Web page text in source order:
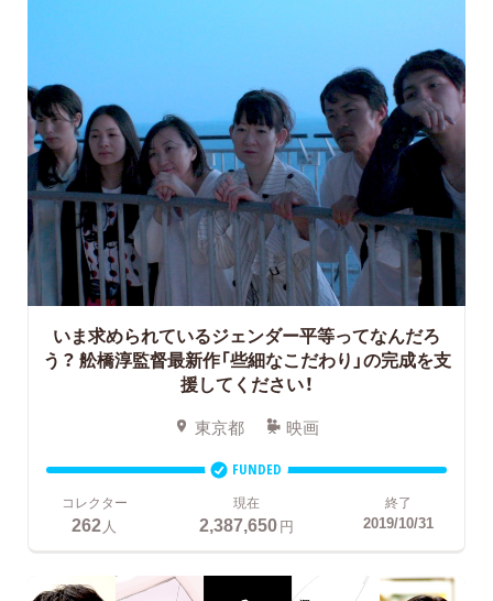
いま求められているジェンダー平等ってなんだろ
う？ 舩橋淳監督最新作「些細なこだわり」の完成を支
援してください！
東京都 映画
FUNDED
コレクター
262 人
現在
2,387,650円
終了
2019/10/31